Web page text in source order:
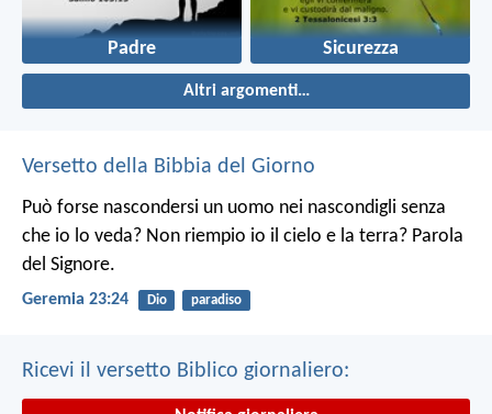
Padre Sicurezza
Altri argomenti…
Versetto della Bibbia del Giorno
Può forse nascondersi un uomo nei nascondigli senza
che io lo veda? Non riempio io il cielo e la terra? Parola
del Signore.
Geremia 23:24 Dio paradiso
Ricevi il versetto Biblico giornaliero: